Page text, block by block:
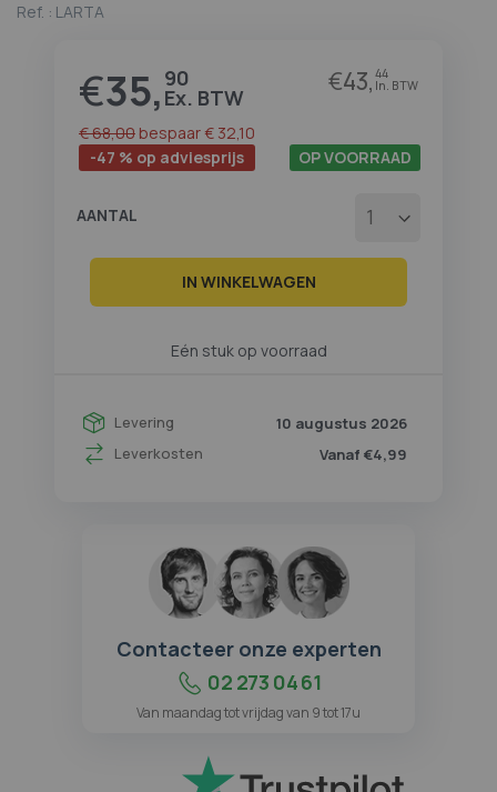
Ref. : LARTA
Prijs
€35, 90 €43, 44
-47 % op adviesprijs
€ 68,00bespaar € 32,10
Eén stuk op voorraad
OP VOORRAAD
Levering
10 augustus 2026
Leverkosten
Vanaf €4,99
AANTAL
IN WINKELWAGEN
het
afbeeldingen-
Contacteer onze experten
02 273 04 61
Van maandag tot vrijdag van 9 tot 17u